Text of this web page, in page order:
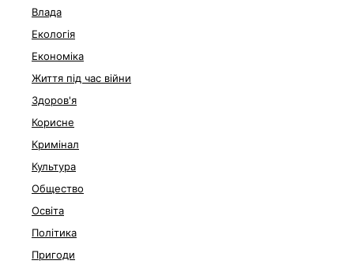
Влада
Екологія
Економіка
Життя під час війни
Здоров'я
Корисне
Кримінал
Культура
Общество
Освіта
Політика
Пригоди